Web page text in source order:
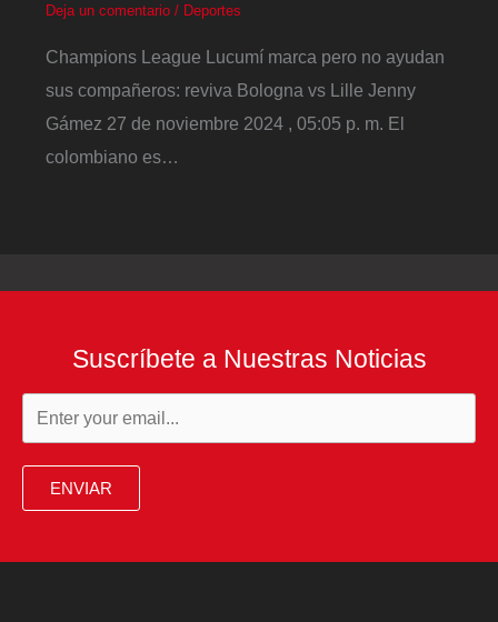
Deja un comentario / Deportes
Champions League Lucumí marca pero no ayudan
sus compañeros: reviva Bologna vs Lille Jenny
Gámez 27 de noviembre 2024 , 05:05 p. m. El
colombiano es…
Suscríbete a Nuestras Noticias
ENVIAR